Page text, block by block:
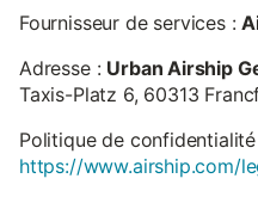
Fournisseur de services :
Adresse : Urban Airship
Taxis-Platz 6, 60313
Politique de confidentialité
https://www.airship.com/